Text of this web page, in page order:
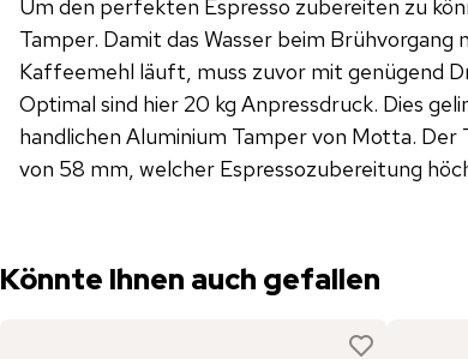
Um den perfekten Espresso zubereiten zu
Tamper. Damit das Wasser beim Brühvorgang
Kaffeemehl läuft, muss zuvor mit genügend
Optimal sind hier 20 kg Anpressdruck. Dies
handlichen Aluminium Tamper von Motta.
von 58 mm, welcher Espressozubereitung
Könnte Ihnen auch gefallen